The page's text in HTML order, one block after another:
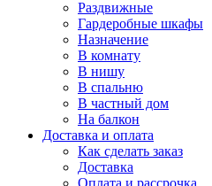
Раздвижные
Гардеробные шкафы
Назначение
В комнату
В нишу
В спальню
В частный дом
На балкон
Доставка и оплата
Как сделать заказ
Доставка
Оплата и рассрочка